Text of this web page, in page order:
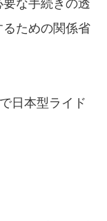
な⼿続きの透
ための関係省
日本型ライド